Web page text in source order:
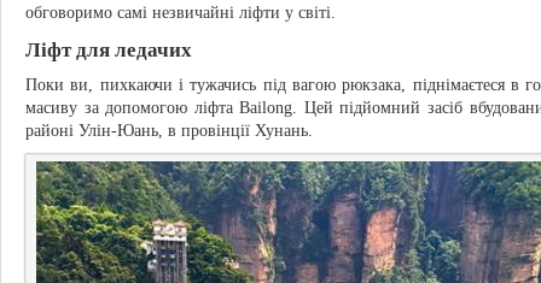
обговоримо самі незвичайні ліфти у світі.
Ліфт для ледачих
Поки ви, пихкаючи і тужачись під вагою рюкзака, піднімаєтеся в
масиву за допомогою ліфта Bailong. Цей підйомний засіб
районі Улін-Юань, в провінції Хунань.